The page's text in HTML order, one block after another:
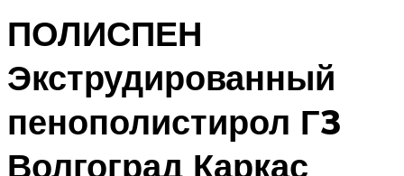
ПОЛИСПЕН
Экструдированный
пенополистирол Г3
Волгоград Каркас